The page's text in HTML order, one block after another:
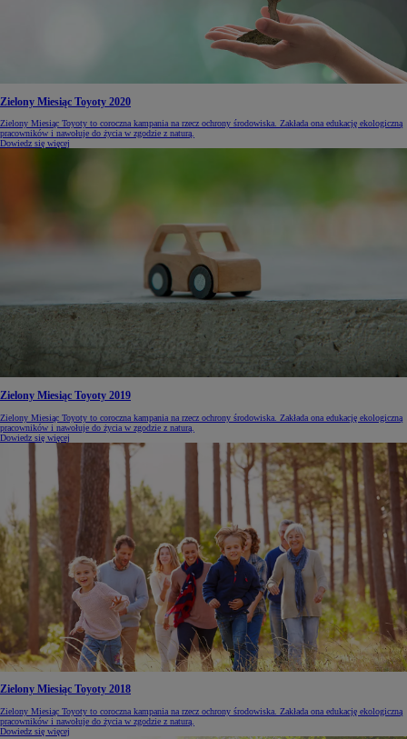
Zielony Miesiąc Toyoty 2020
Zielony Miesiąc Toyoty to coroczna kampania na rzecz ochrony środowiska. Zakłada ona edukację ekologiczną
pracowników i nawołuje do życia w zgodzie z naturą.
Dowiedz się więcej
Zielony Miesiąc Toyoty 2019
Zielony Miesiąc Toyoty to coroczna kampania na rzecz ochrony środowiska. Zakłada ona edukację ekologiczną
pracowników i nawołuje do życia w zgodzie z naturą.
Dowiedz się więcej
Zielony Miesiąc Toyoty 2018
Zielony Miesiąc Toyoty to coroczna kampania na rzecz ochrony środowiska. Zakłada ona edukację ekologiczną
pracowników i nawołuje do życia w zgodzie z naturą.
Dowiedz się więcej